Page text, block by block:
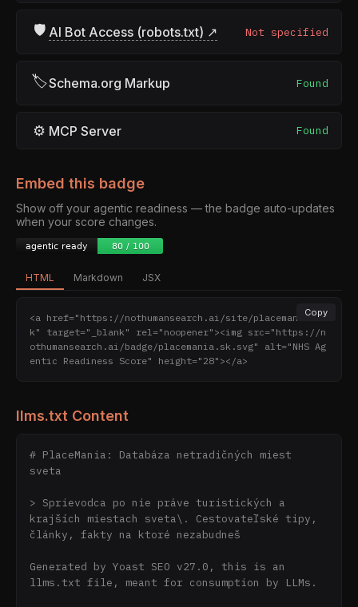
🛡 AI Bot Access (robots.txt) ↗ Not specified
🏷Schema.org Markup Found
⚙ MCP Server Found
Embed this badge
Show off your agentic readiness — the badge auto-updates
when your score changes.
HTML Markdown JSX
Copy
<a href="https://nothumansearch.ai/site/placemania.s
k" target="_blank" rel="noopener"><img src="https://n
othumansearch.ai/badge/placemania.sk.svg" alt="NHS Ag
entic Readiness Score" height="28"></a>
llms.txt Content
﻿# PlaceMania: Databáza netradičných miest
sveta
> Sprievodca po nie práve turistických a
krajších miestach sveta\. Cestovateľské tipy,
články, fakty na ktoré nezabudneš
Generated by Yoast SEO v27.0, this is an
llms.txt file, meant for consumption by LLMs.